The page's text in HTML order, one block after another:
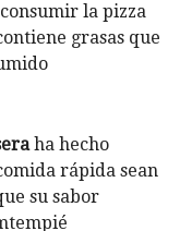
la pizza
grasas que
ha hecho
rápida sean
su sabor